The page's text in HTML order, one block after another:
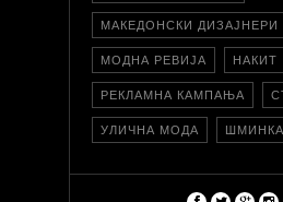
МАКЕДОНСКИ ДИЗАЈНЕРИ
МОДНА РЕВИЈА НАКИТ
РЕКЛАМНА КАМПАЊА
УЛИЧНА МОДА ШМИНКА